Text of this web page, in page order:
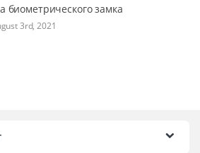
биометрического замка
3rd, 2021